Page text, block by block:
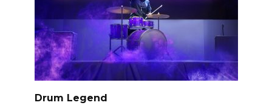
Drum Legend